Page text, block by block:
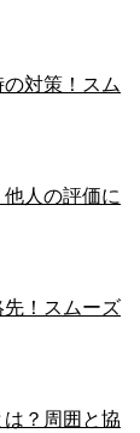
対策！スム
人の評価に
！スムーズ
？周囲と協